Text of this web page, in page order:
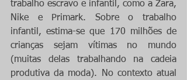
trabalho escravo e infantil, como a Zara,
Nike e Primark. Sobre o trabalho
infantil, estima-se que 170 milhões de
crianças sejam vítimas no mundo
(muitas delas trabalhando na cadeia
produtiva da moda). No contexto atual